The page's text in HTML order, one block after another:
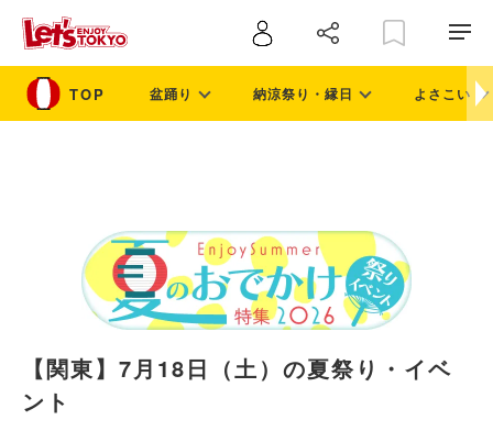
盆踊り 納涼祭り・縁日 よさこい
【関東】7月18日（土）の夏祭り・イベ
ント